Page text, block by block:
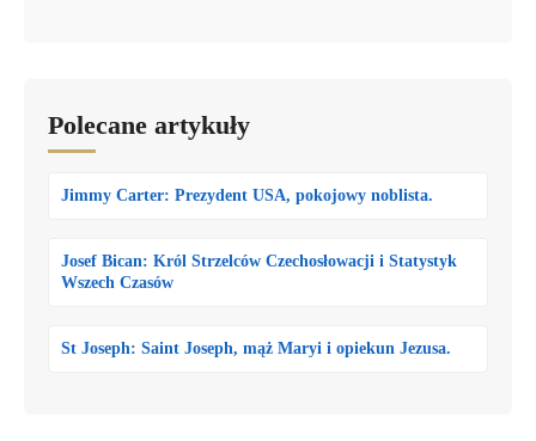
Polecane artykuły
Jimmy Carter: Prezydent USA, pokojowy noblista.
Josef Bican: Król Strzelców Czechosłowacji i Statystyk
Wszech Czasów
St Joseph: Saint Joseph, mąż Maryi i opiekun Jezusa.